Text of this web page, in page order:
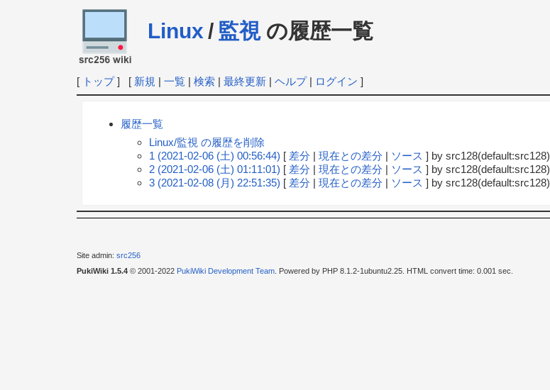
Linux / 監視の履歴一覧
[ トップ] [ 新規 | 一覧| 検索| 最終更新| ヘルプ| ログイン ]
履歴一覧
Linux/監視 の履歴を削除
1 (2021-02-06 (土) 00:56:44) [ 差分 |現在との差分 | ソース ] by src128(default:src128)
2 (2021-02-06 (土) 01:11:01) [ 差分 |現在との差分 | ソース ] by src128(default:src128)
3 (2021-02-08 (月) 22:51:35) [ 差分 |現在との差分 | ソース ] by src128(default:src128)
Site admin: src256
PukiWiki 1.5.4© 2001-2022 PukiWiki Development Team. Powered by PHP 8.1.2-1ubuntu2.25. HTML convert time: 0.001 sec.